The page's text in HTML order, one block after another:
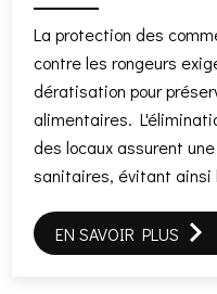
La protection des
contre les rongeurs
dératisation pour
alimentaires.
des locaux assurent
sanitaires, évitant ainsi
EN SAVOIR PLUS